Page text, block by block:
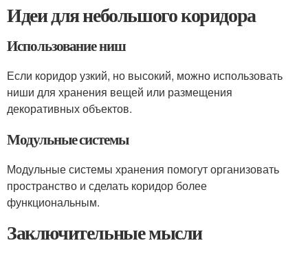
Идеи для небольшого коридора
Использование ниш
Если коридор узкий, но высокий, можно использовать
ниши для хранения вещей или размещения
декоративных объектов.
Модульные системы
Модульные системы хранения помогут организовать
пространство и сделать коридор более
функциональным.
Заключительные мысли